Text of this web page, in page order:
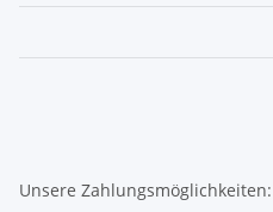
Unsere Zahlungsmöglichkeiten: